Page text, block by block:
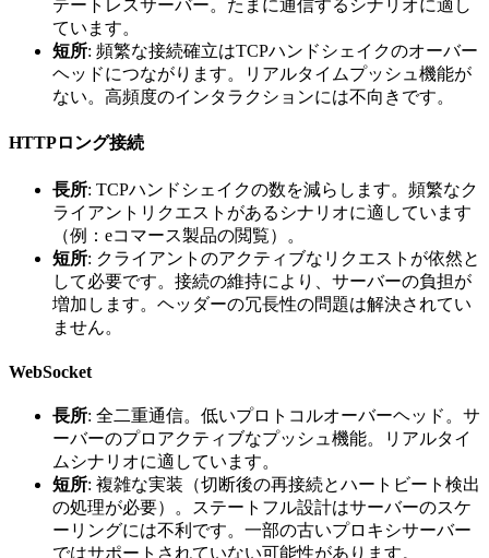
テートレスサーバー。たまに通信するシナリオに適し
ています。
短所: 頻繁な接続確立はTCPハンドシェイクのオーバー
ヘッドにつながります。リアルタイムプッシュ機能が
ない。高頻度のインタラクションには不向きです。
HTTPロング接続
長所: TCPハンドシェイクの数を減らします。頻繁なク
ライアントリクエストがあるシナリオに適しています
（例：eコマース製品の閲覧）。
短所: クライアントのアクティブなリクエストが依然と
して必要です。接続の維持により、サーバーの負担が
増加します。ヘッダーの冗長性の問題は解決されてい
ません。
WebSocket
長所: 全二重通信。低いプロトコルオーバーヘッド。サ
ーバーのプロアクティブなプッシュ機能。リアルタイ
ムシナリオに適しています。
短所: 複雑な実装（切断後の再接続とハートビート検出
の処理が必要）。ステートフル設計はサーバーのスケ
ーリングには不利です。一部の古いプロキシサーバー
ではサポートされていない可能性があります。